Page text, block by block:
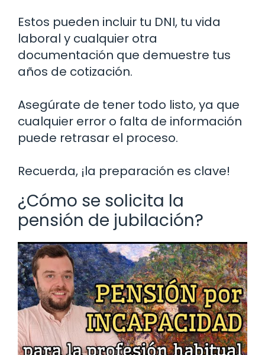
Estos pueden incluir tu DNI, tu vida
laboral y cualquier otra
documentación que demuestre tus
años de cotización.
Asegúrate de tener todo listo, ya que
cualquier error o falta de información
puede retrasar el proceso.
Recuerda, ¡la preparación es clave!
¿Cómo se solicita la
pensión de jubilación?